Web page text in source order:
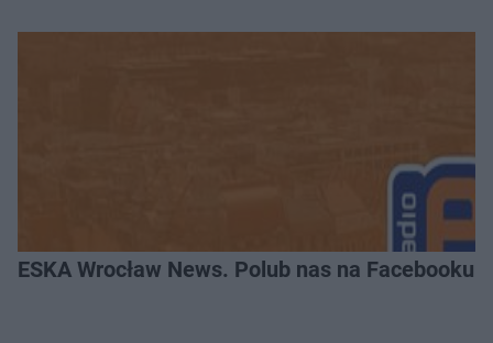
ESKA Wrocław News. Polub nas na Facebooku!